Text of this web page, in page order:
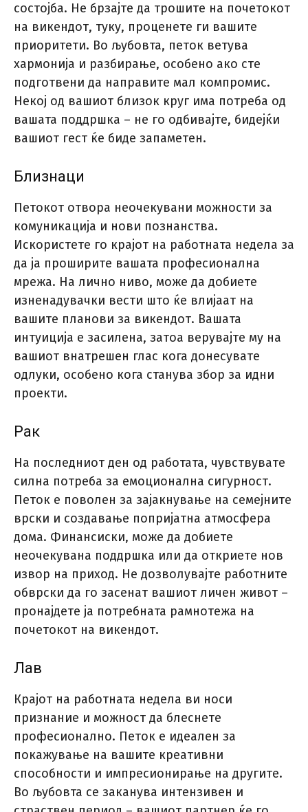
состојба. Не брзајте да трошите на почетокот
на викендот, туку, проценете ги вашите
приоритети. Во љубовта, петок ветува
хармонија и разбирање, особено ако сте
подготвени да направите мал компромис.
Некој од вашиот близок круг има потреба од
вашата поддршка – не го одбивајте, бидејќи
вашиот гест ќе биде запаметен.
Близнаци
Петокот отвора неочекувани можности за
комуникација и нови познанства.
Искористете го крајот на работната недела за
да ја проширите вашата професионална
мрежа. На лично ниво, може да добиете
изненадувачки вести што ќе влијаат на
вашите планови за викендот. Вашата
интуиција е засилена, затоа верувајте му на
вашиот внатрешен глас кога донесувате
одлуки, особено кога станува збор за идни
проекти.
Рак
На последниот ден од работата, чувствувате
силна потреба за емоционална сигурност.
Петок е поволен за зајакнување на семејните
врски и создавање попријатна атмосфера
дома. Финансиски, може да добиете
неочекувана поддршка или да откриете нов
извор на приход. Не дозволувајте работните
обврски да го засенат вашиот личен живот –
пронајдете ја потребната рамнотежа на
почетокот на викендот.
Лав
Крајот на работната недела ви носи
признание и можност да блеснете
професионално. Петок е идеален за
покажување на вашите креативни
способности и импресионирање на другите.
Во љубовта се заканува интензивен и